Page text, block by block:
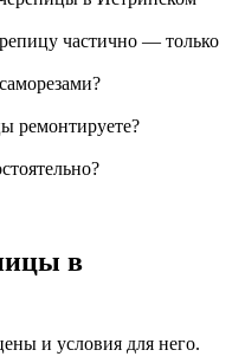
частично — только
ремонтируете?
в
и условия для него.